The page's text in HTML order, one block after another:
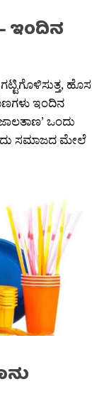
ಇಂದಿನ
ಹೊಸ
ಇಂದಿನ
ಒಂದು
ಇದು ಸಮಾಜದ ಮೇಲೆ